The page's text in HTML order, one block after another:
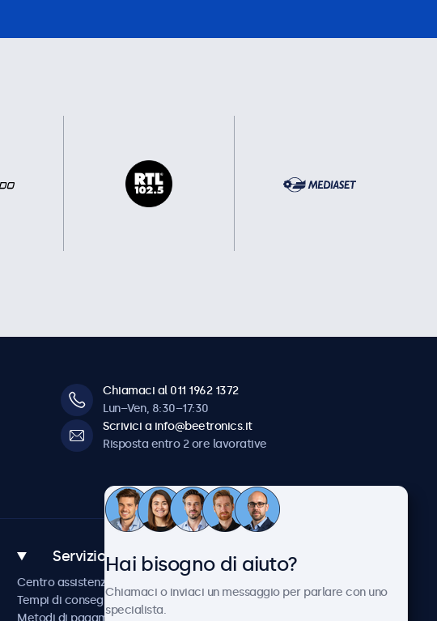
Chiamaci al 011 1962 1372
Lun–Ven, 8:30–17:30
Scrivici a info@beetronics.it
Risposta entro 2 ore lavorative
Servizio Clienti
Centro assistenza
Tempi di consegna
Chi siamo
Notizie e aggiornamenti
Hai bisogno di aiuto?
Chiamaci o inviaci un messaggio per parlare con uno
specialista.